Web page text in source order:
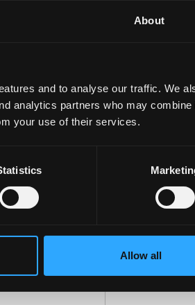
About
and to analyse our traffic. We
analytics partners who may combine
your use of their services.
Allow all